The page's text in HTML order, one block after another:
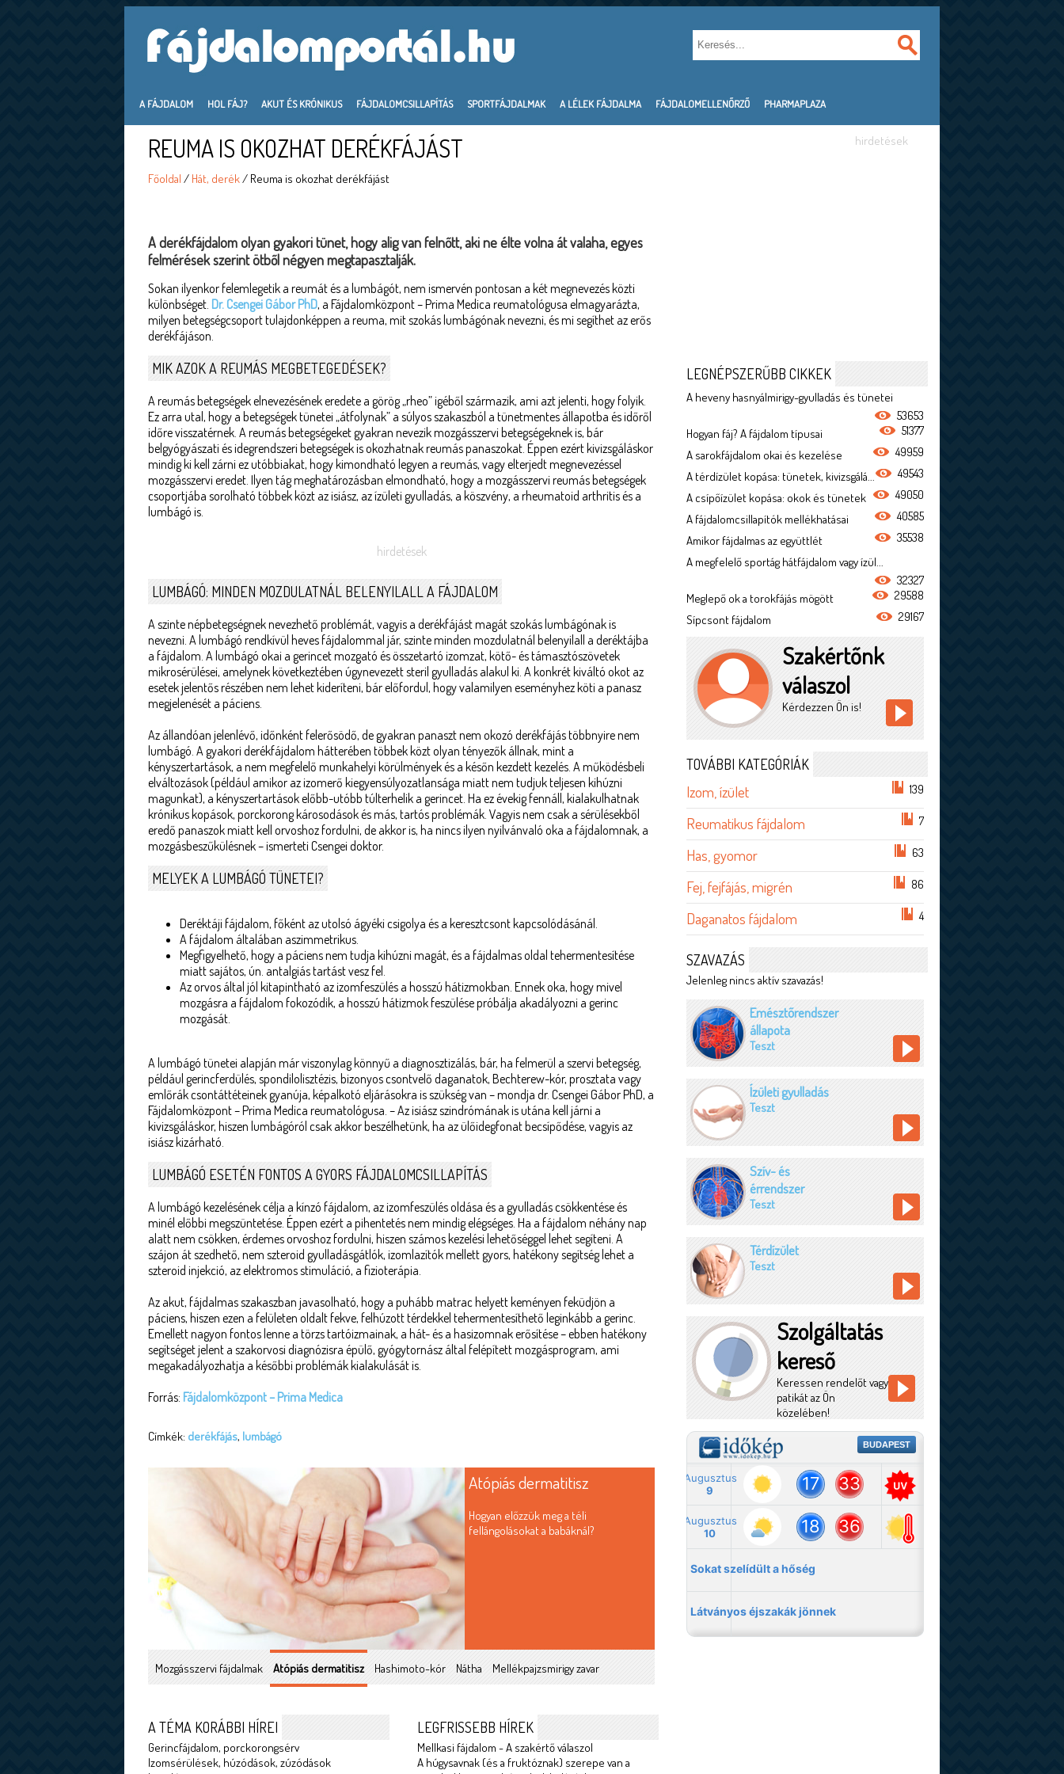
A FÁJDALOM HOL FÁJ? AKUT ÉS KRÓNIKUS FÁJDALOMCSILLAPÍTÁS SPORTFÁJDALMAK A LÉLEK FÁJDALMA FÁJDALOMELLENŐRZŐ PHARMAPLAZA
REUMA IS OKOZHAT DERÉKFÁJÁST
Főoldal / Hát, derék/ Reuma is okozhat derékfájást
A derékfájdalom olyan gyakori tünet, hogy alig van felnőtt, aki ne élte volna át valaha, egyes
felmérések szerint ötből négyen megtapasztalják.
Sokan ilyenkor felemlegetik a reumát és a lumbágót, nem ismervén pontosan a két megnevezés közti
különbséget. Dr. Csengei Gábor PhD, a Fájdalomközpont – Prima Medica reumatológusa elmagyarázta,
milyen betegségcsoport tulajdonképpen a reuma, mit szokás lumbágónak nevezni, és mi segíthet az erős
derékfájáson.
MIK AZOK A REUMÁS MEGBETEGEDÉSEK?
A reumás betegségek elnevezésének eredete a görög „rheo” igéből származik, ami azt jelenti, hogy folyik.
Ez arra utal, hogy a betegségek tünetei „átfolynak” a súlyos szakaszból a tünetmentes állapotba és időről
időre visszatérnek. A reumás betegségeket gyakran nevezik mozgásszervi betegségeknek is, bár
belgyógyászati és idegrendszeri betegségek is okozhatnak reumás panaszokat. Éppen ezért kivizsgáláskor
mindig ki kell zárni ez utóbbiakat, hogy kimondható legyen a reumás, vagy elterjedt megnevezéssel
mozgásszervi eredet. Ilyen tág meghatározásban elmondható, hogy a mozgásszervi reumás betegségek
csoportjába sorolható többek közt az isiász, az ízületi gyulladás, a köszvény, a rheumatoid arthritis és a
lumbágó is.
hirdetések
LUMBÁGÓ: MINDEN MOZDULATNÁL BELENYILALL A FÁJDALOM
A szinte népbetegségnek nevezhető problémát, vagyis a derékfájást magát szokás lumbágónak is
nevezni. A lumbágó rendkívül heves fájdalommal jár, szinte minden mozdulatnál belenyilall a deréktájba
a fájdalom. A lumbágó okai a gerincet mozgató és összetartó izomzat, kötő- és támasztószövetek
mikrosérülései, amelynek következtében úgynevezett steril gyulladás alakul ki. A konkrét kiváltó okot az
esetek jelentős részében nem lehet kideríteni, bár előfordul, hogy valamilyen eseményhez köti a panasz
megjelenését a páciens.
Az állandóan jelenlévő, időnként felerősödő, de gyakran panaszt nem okozó derékfájás többnyire nem
lumbágó. A gyakori derékfájdalom hátterében többek közt olyan tényezők állnak, mint a
kényszertartások, a nem megfelelő munkahelyi körülmények és a későn kezdett kezelés. A működésbeli
elváltozások (például amikor az izomerő kiegyensúlyozatlansága miatt nem tudjuk teljesen kihúzni
magunkat), a kényszertartások előbb-utóbb túlterhelik a gerincet. Ha ez évekig fennáll, kialakulhatnak
krónikus kopások, porckorong károsodások és más, tartós problémák. Vagyis nem csak a sérülésekből
eredő panaszok miatt kell orvoshoz fordulni, de akkor is, ha nincs ilyen nyilvánvaló oka a fájdalomnak, a
mozgásbeszűkülésnek – ismerteti Csengei doktor.
MELYEK A LUMBÁGÓ TÜNETEI?
Deréktáji fájdalom, főként az utolsó ágyéki csigolya és a keresztcsont kapcsolódásánál.
A fájdalom általában aszimmetrikus.
Megfigyelhető, hogy a páciens nem tudja kihúzni magát, és a fájdalmas oldal tehermentesítése
miatt sajátos, ún. antalgiás tartást vesz fel.
Az orvos által jól kitapintható az izomfeszülés a hosszú hátizmokban. Ennek oka, hogy mivel
mozgásra a fájdalom fokozódik, a hosszú hátizmok feszülése próbálja akadályozni a gerinc
mozgását.
A lumbágó tünetei alapján már viszonylag könnyű a diagnosztizálás, bár, ha felmerül a szervi betegség,
például gerincferdülés, spondilolisztézis, bizonyos csontvelő daganatok, Bechterew-kór, prosztata vagy
emlőrák csontáttéteinek gyanúja, képalkotó eljárásokra is szükség van – mondja dr. Csengei Gábor PhD, a
Fájdalomközpont – Prima Medica reumatológusa. – Az isiász szindrómának is utána kell járni a
kivizsgáláskor, hiszen lumbágóról csak akkor beszélhetünk, ha az ülőidegfonat becsípődése, vagyis az
isiász kizárható.
LUMBÁGÓ ESETÉN FONTOS A GYORS FÁJDALOMCSILLAPÍTÁS
A lumbágó kezelésének célja a kínzó fájdalom, az izomfeszülés oldása és a gyulladás csökkentése és
minél előbbi megszüntetése. Éppen ezért a pihentetés nem mindig elégséges. Ha a fájdalom néhány nap
alatt nem csökken, érdemes orvoshoz fordulni, hiszen számos kezelési lehetőséggel lehet segíteni. A
szájon át szedhető, nem szteroid gyulladásgátlók, izomlazítók mellett gyors, hatékony segítség lehet a
szteroid injekció, az elektromos stimuláció, a fizioterápia.
Az akut, fájdalmas szakaszban javasolható, hogy a puhább matrac helyett keményen feküdjön a
páciens, hiszen ezen a felületen oldalt fekve, felhúzott térdekkel tehermentesíthető leginkább a gerinc.
Emellett nagyon fontos lenne a törzs tartóizmainak, a hát- és a hasizomnak erősítése – ebben hatékony
segítséget jelent a szakorvosi diagnózisra épülő, gyógytornász által felépített mozgásprogram, ami
megakadályozhatja a későbbi problémák kialakulását is.
Forrás: Fájdalomközpont – Prima Medica
Címkék: derékfájás, lumbágó
Atópiás dermatitisz
Hogyan előzzük meg a téli
fellángolásokat a babáknál?
Mozgásszervi fájdalmak Atópiás dermatitisz Hashimoto-kór Nátha Mellékpajzsmirigy zavar
A TÉMA KORÁBBI HÍREI
Gerincfájdalom, porckorongsérv
Izomsérülések, húzódások, zúzódások
LEGFRISSEBB HÍREK
Mellkasi fájdalom - A szakértő válaszol
A húgysavnak (és a fruktóznak) szerepe van a
hirdetések
LEGNÉPSZERŰBB CIKKEK
A heveny hasnyálmirigy-gyulladás és tünetei
53653
Hogyan fáj? A fájdalom típusai
51377
A sarokfájdalom okai és kezelése
49959
A térdízület kopása: tünetek, kivizsgálá...
49543
A csípőízület kopása: okok és tünetek
49050
A fájdalomcsillapítók mellékhatásai
40585
Amikor fájdalmas az együttlét
35538
A megfelelő sportág hátfájdalom vagy ízül...
32327
Meglepő ok a torokfájás mögött
29588
Sípcsont fájdalom
29167
Szakértőnk
válaszol
Kérdezzen Ön is!
TOVÁBBI KATEGÓRIÁK
Izom, ízület 139
Reumatikus fájdalom 7
Has, gyomor 63
Fej, fejfájás, migrén 86
Daganatos fájdalom 4
SZAVAZÁS
Jelenleg nincs aktív szavazás!
Emésztőrendszer
állapota
Teszt
Ízületi gyulladás
Teszt
Szív- és
érrendszer
Teszt
Térdízület
Teszt
Szolgáltatás
kereső
Keressen rendelőt vagy
patikát az Ön
közelében!